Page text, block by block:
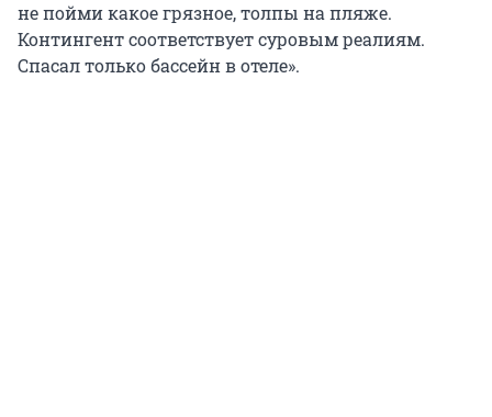
не пойми какое грязное, толпы на пляже.
Контингент соответствует суровым реалиям.
Спасал только бассейн в отеле».